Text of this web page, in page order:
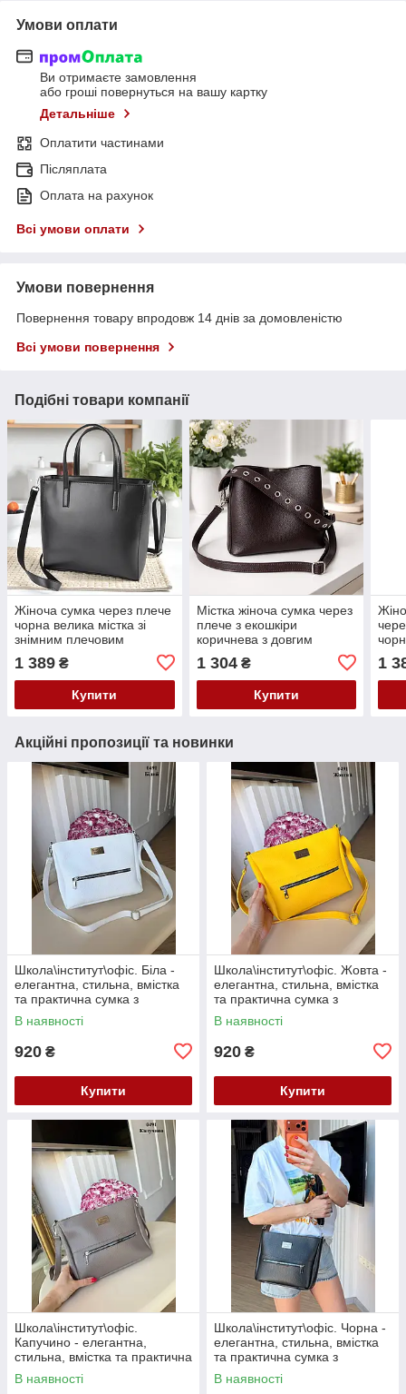
Умови оплати
Ви отримаєте замовлення
або гроші повернуться на вашу картку
Детальніше
Оплатити частинами
Післяплата
Оплата на рахунок
Всі умови оплати
Умови повернення
Повернення товару впродовж 14 днів за домовленістю
Всі умови повернення
Подібні товари компанії
Жіноча сумка через плече
чорна велика містка зі
знімним плечовим
1 389 ₴
Купити
Містка жіноча сумка через
плече з екошкіри
коричнева з довгим
1 304₴
Купити
1
Акційні пропозиції та новинки
Школа\інститут\офіс. Біла -
елегантна, стильна, вмістка
та практична сумка з
регульованим довгим
ременем (0491)
В наявності
920 ₴
Купити
Школа\інститут\офіс. Жовта -
елегантна, стильна, вмістка
та практична сумка з
регульованим довгим
ременем (0491)
В наявності
920 ₴
Купити
Школа\інститут\офіс.
Капучино - елегантна,
стильна, вмістка та практична
сумка з регульованим довгим
ременем (0491)
В наявності
Школа\інститут\офіс. Чорна -
елегантна, стильна, вмістка
та практична сумка з
регульованим довгим
ременем (0491)
В наявності